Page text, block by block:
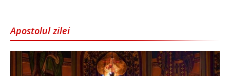
Apostolul zilei